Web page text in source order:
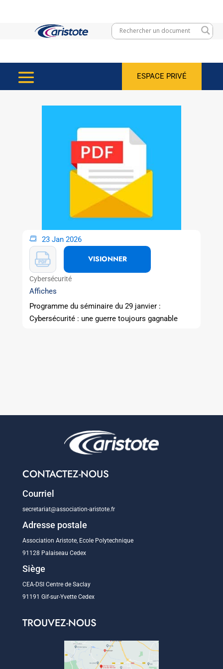
ESPACE PRIVÉ
23 Jan 2026
VISIONNER
Cybersécurité
Affiches
Programme du séminaire du 29 janvier :
Cybersécurité : une guerre toujours gagnable
CONTACTEZ-NOUS
Courriel
secretariat@association-aristote.fr
Adresse postale
Association Aristote, Ecole Polytechnique
91128 Palaiseau Cedex
Siège
CEA-DSI Centre de Saclay
91191 Gif-sur-Yvette Cedex
TROUVEZ-NOUS